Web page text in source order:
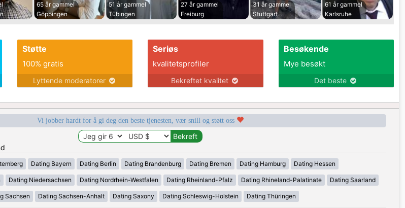
65 år gammel
Göppingen
51 år gammel
Tübingen
27 år gammel
Freiburg
31 år gammel
Stuttgart
61 år gammel
Karlsruhe
Støtte
100% gratis
Lyttende moderatorer
Seriøs
kvalitetsprofiler
Bekreftet kvalitet
Besøkende
Mye besøkt
Det beste
Vi jobber hardt for å gi deg den beste tjenesten, vær snill og støtt oss
Dating Bayern Dating Berlin Dating Brandenburg Dating Bremen Dating Hamburg Dating Hessen
Dating Niedersachsen Dating Nordrhein-Westfalen Dating Rheinland-Pfalz Dating Rhineland-Palatinate Dating Saarland
Sachsen Dating Sachsen-Anhalt Dating Saxony Dating Schleswig-Holstein Dating Thüringen